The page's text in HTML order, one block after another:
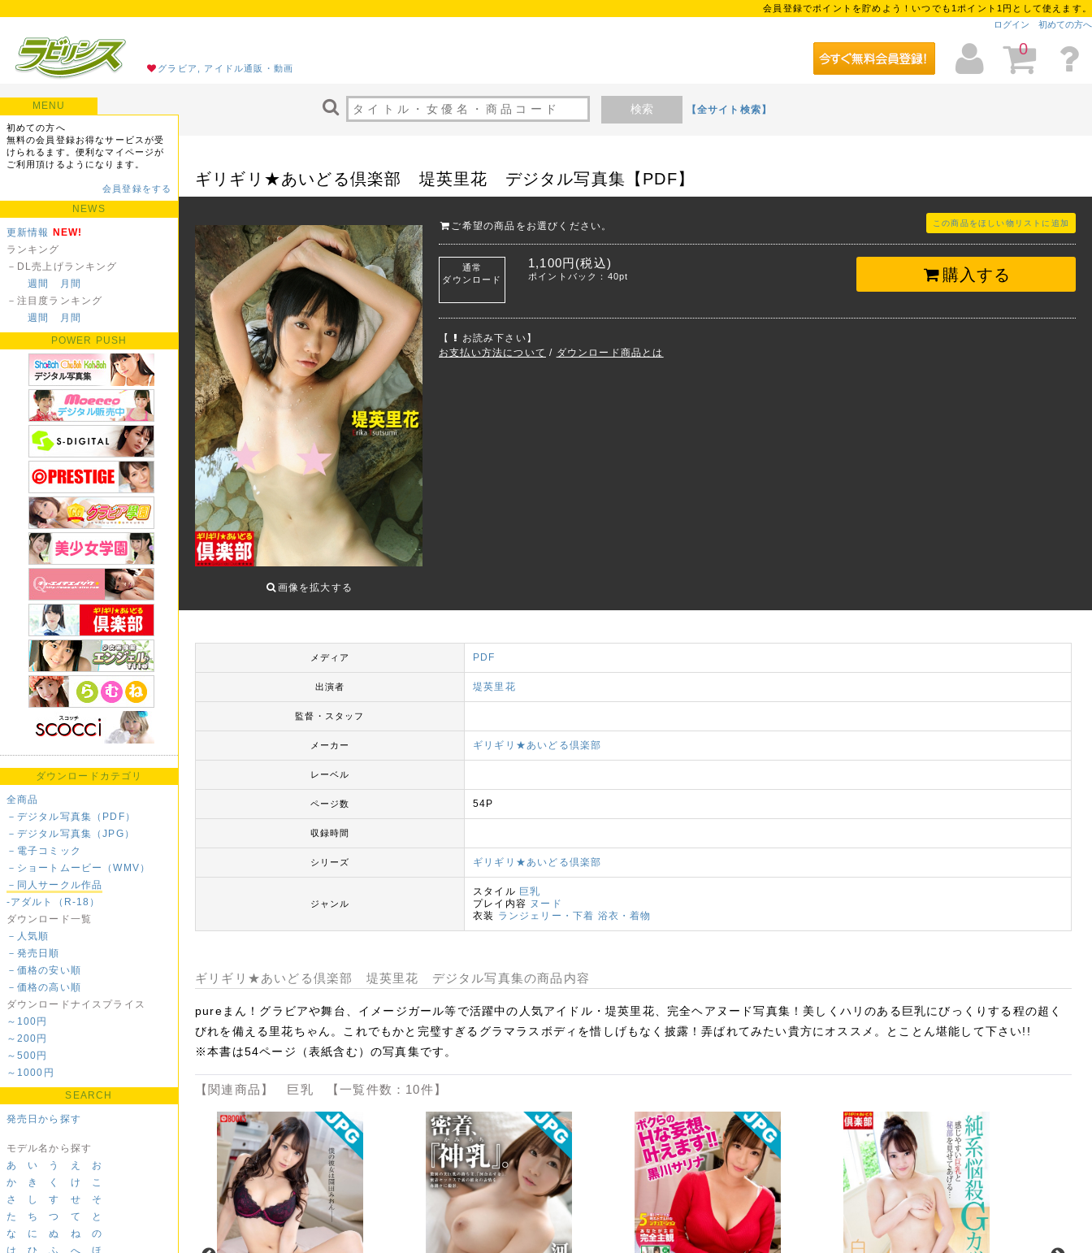
会員登録でポイントを貯めよう！いつでも1ポイント1円として使えます。
ログイン
初めての方へ
グラビア, アイドル通販・動画
0
検索 【全サイト検索】
MENU
初めての方へ
無料の会員登録お得なサービスが受
けられるます。便利なマイページが
ご利用頂けるようになります。
会員登録をする
NEWS
更新情報 NEW!
ランキング
－DL売上げランキング
週間
月間
－注目度ランキング
週間
月間
POWER PUSH
ダウンロードカテゴリ
全商品
－デジタル写真集（PDF）
－デジタル写真集（JPG）
－電子コミック
－ショートムービー（WMV）
－同人サークル作品
-アダルト（R-18）
ダウンロード一覧
－人気順
－発売日順
－価格の安い順
－価格の高い順
ダウンロードナイスプライス
～100円
～200円
～500円
～1000円
SEARCH
発売日から探す
モデル名から探す
あ
い う え
お
か
き く け
こ
さ
し す せ
そ
た
ち つ て
と
な
に ぬ ね
の
は
ひ ふ へ
ほ
ギリギリ★あいどる倶楽部 堤英里花 デジタル写真集【PDF】
画像を拡大する
ご希望の商品をお選びください。 この商品をほしい物リストに追加
購入する
通常
ダウンロード
1,100円(税込)
ポイントバック：40pt
【
お読み下さい】
お支払い方法について / ダウンロード商品とは
メディア PDF
出演者 堤英里花
監督・スタッフ
メーカー ギリギリ★あいどる倶楽部
レーベル
ページ数 54P
収録時間
シリーズ ギリギリ★あいどる倶楽部
ジャンル
スタイル 巨乳
プレイ内容 ヌード
衣装 ランジェリー・下着 浴衣・着物
ギリギリ★あいどる倶楽部 堤英里花 デジタル写真集の商品内容
pureまん！グラビアや舞台、イメージガール等で活躍中の人気アイドル・堤英里花、完全ヘアヌード写真集！美しくハリのある巨乳にびっくりする程の超く
びれを備える里花ちゃん。これでもかと完璧すぎるグラマラスボディを惜しげもなく披露！弄ばれてみたい貴方にオススメ。とことん堪能して下さい!!
※本書は54ページ（表紙含む）の写真集です。
【関連商品】 巨乳 【一覧件数：10件】